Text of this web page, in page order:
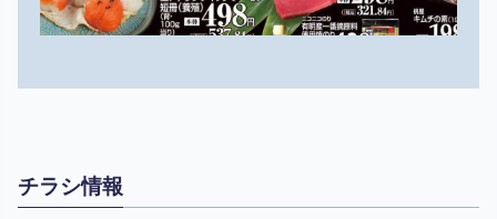
チラシ情報